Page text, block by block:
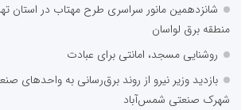
شانزدهمین مانور سراسری طرح مهتاب در استان
منطقه برق لواسان
روشنایی مسجد، امانتی برای عبادت
بازدید وزیر نیرو از روند برق‌رسانی به واحدهای
شهرک صنعتی شمس‌آباد